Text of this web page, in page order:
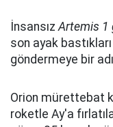
İnsansızArtemis 1
son ayak
göndermeye bir
Orion mürettebat
roketle Ay'a